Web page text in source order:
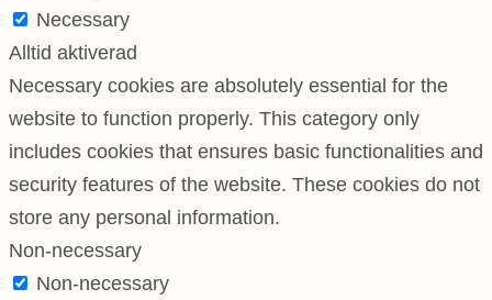
Necessary
Alltid aktiverad
Necessary cookies are absolutely essential for the
website to function properly. This category only
includes cookies that ensures basic functionalities and
security features of the website. These cookies do not
store any personal information.
Non-necessary
Non-necessary